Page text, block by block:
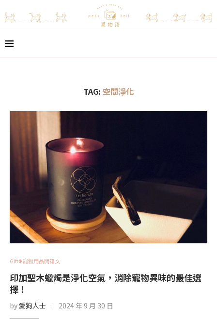
TAG: 空間淨化
Gift❥寵物用品開箱文
印加聖木蠟燭是淨化空氣，消除寵物異味的最佳選
擇！
by 愛狗人士 2024 年 9 月 30 日